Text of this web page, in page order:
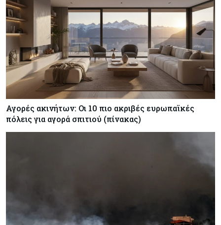
Αγορές ακινήτων: Οι 10 πιο ακριβές ευρωπαϊκές
πόλεις για αγορά σπιτιού (πίνακας)